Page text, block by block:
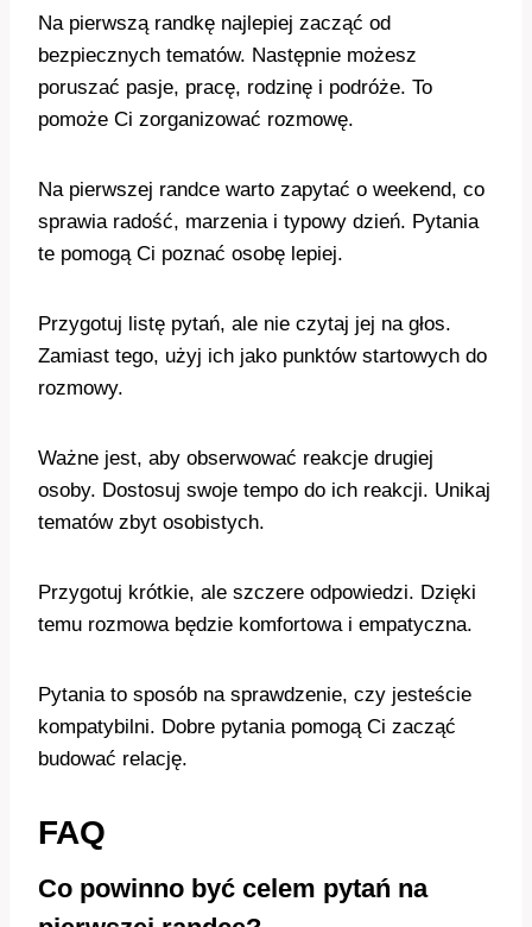
Na pierwszą randkę najlepiej zacząć od
bezpiecznych tematów. Następnie możesz
poruszać pasje, pracę, rodzinę i podróże. To
pomoże Ci zorganizować rozmowę.
Na pierwszej randce warto zapytać o weekend, co
sprawia radość, marzenia i typowy dzień. Pytania
te pomogą Ci poznać osobę lepiej.
Przygotuj listę pytań, ale nie czytaj jej na głos.
Zamiast tego, użyj ich jako punktów startowych do
rozmowy.
Ważne jest, aby obserwować reakcje drugiej
osoby. Dostosuj swoje tempo do ich reakcji. Unikaj
tematów zbyt osobistych.
Przygotuj krótkie, ale szczere odpowiedzi. Dzięki
temu rozmowa będzie komfortowa i empatyczna.
Pytania to sposób na sprawdzenie, czy jesteście
kompatybilni. Dobre pytania pomogą Ci zacząć
budować relację.
FAQ
Co powinno być celem pytań na